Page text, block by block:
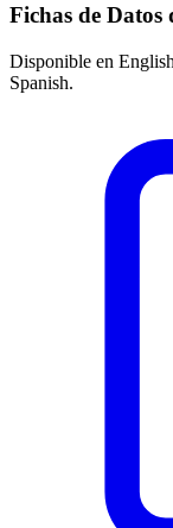
Fichas de Datos
Disponible en
Spanish.